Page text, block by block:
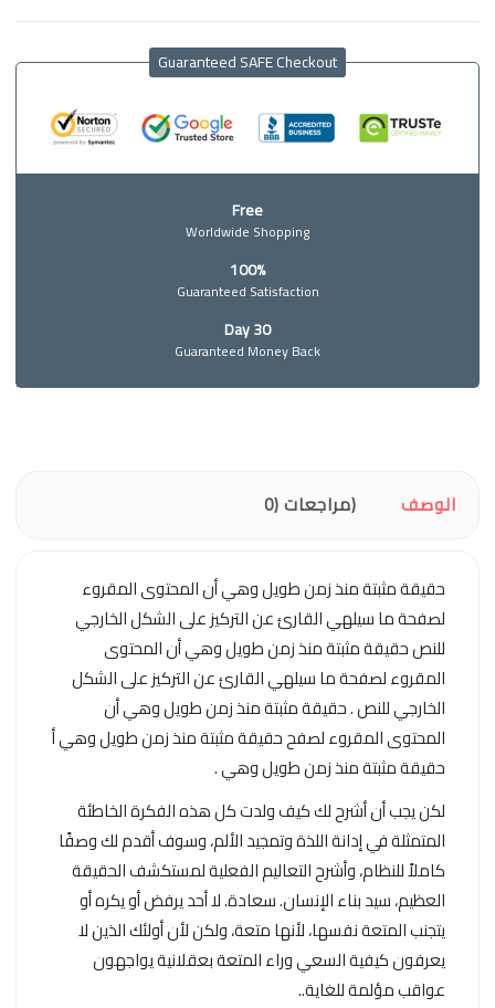
Guaranteed SAFE Checkout
Free
Worldwide Shopping
100%
Guaranteed Satisfaction
30 Day
Guaranteed Money Back
الوصف مراجعات (0)
حقيقة مثبتة منذ زمن طويل وهي أن المحتوى المقروء
لصفحة ما سيلهي القارئ عن التركيز على الشكل الخارجي
للنص حقيقة مثبتة منذ زمن طويل وهي أن المحتوى
المقروء لصفحة ما سيلهي القارئ عن التركيز على الشكل
الخارجي للنص . حقيقة مثبتة منذ زمن طويل وهي أن
المحتوى المقروء لصفح حقيقة مثبتة منذ زمن طويل وهي أ
حقيقة مثبتة منذ زمن طويل وهي .
لكن يجب أن أشرح لك كيف ولدت كل هذه الفكرة الخاطئة
المتمثلة في إدانة اللذة وتمجيد الألم، وسوف أقدم لك وصفًا
كاملاً للنظام، وأشرح التعاليم الفعلية لمستكشف الحقيقة
العظيم، سيد بناء الإنسان. سعادة. لا أحد يرفض أو يكره أو
يتجنب المتعة نفسها، لأنها متعة، ولكن لأن أولئك الذين لا
يعرفون كيفية السعي وراء المتعة بعقلانية يواجهون
عواقب مؤلمة للغاية..